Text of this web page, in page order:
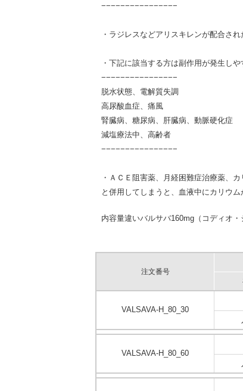
−−−−−−−−−−−−−−−−
・ラジレスなどアリスキレンが配合さ
・下記に該当する方は副作用が発生し
−−−−−−−−−−−−−−−−
脱水状態、電解質失調
高尿酸血症、痛風
腎臓病、糖尿病、肝臓病、動脈硬化症
減塩療法中、高齢者
−−−−−−−−−−−−−−−−
・ＡＣＥ阻害薬、月経困難症治療薬、
と併用してしまうと、血液中にカリウ
内容量違いバルサバ160mg（コディオ
注文番号
VALSAVA-H_80_30
VALSAVA-H_80_60